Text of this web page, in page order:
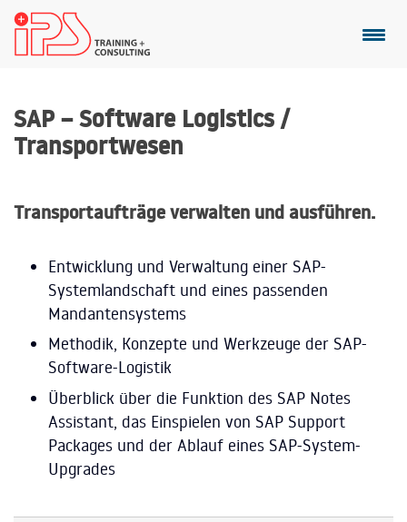
SAP – Software Logistics /
Transportwesen
Transportaufträge verwalten und ausführen.
Entwicklung und Verwaltung einer SAP-
Systemlandschaft und eines passenden
Mandantensystems
Methodik, Konzepte und Werkzeuge der SAP-
Software-Logistik
Überblick über die Funktion des SAP Notes
Assistant, das Einspielen von SAP Support
Packages und der Ablauf eines SAP-System-
Upgrades